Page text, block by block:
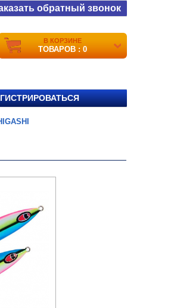
обратный звонок
В КОРЗИНЕ
ТОВАРОВ : 0